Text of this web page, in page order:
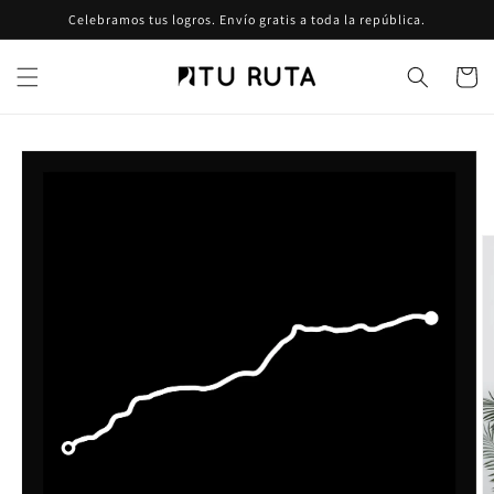
directamente
al contenido
Celebramos tus logros. Envío gratis a toda la república.
Carrito
directamente